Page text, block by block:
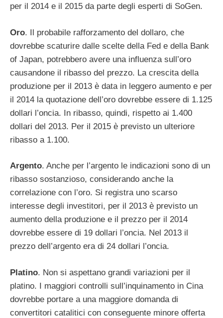
per il 2014 e il 2015 da parte degli esperti di SoGen.
Oro. Il probabile rafforzamento del dollaro, che
dovrebbe scaturire dalle scelte della Fed e della Bank
of Japan, potrebbero avere una influenza sull’oro
causandone il ribasso del prezzo. La crescita della
produzione per il 2013 è data in leggero aumento e per
il 2014 la quotazione dell’oro dovrebbe essere di 1.125
dollari l’oncia. In ribasso, quindi, rispetto ai 1.400
dollari del 2013. Per il 2015 è previsto un ulteriore
ribasso a 1.100.
Argento. Anche per l’argento le indicazioni sono di un
ribasso sostanzioso, considerando anche la
correlazione con l’oro. Si registra uno scarso
interesse degli investitori, per il 2013 è previsto un
aumento della produzione e il prezzo per il 2014
dovrebbe essere di 19 dollari l’oncia. Nel 2013 il
prezzo dell’argento era di 24 dollari l’oncia.
Platino. Non si aspettano grandi variazioni per il
platino. I maggiori controlli sull’inquinamento in Cina
dovrebbe portare a una maggiore domanda di
convertitori catalitici con conseguente minore offerta